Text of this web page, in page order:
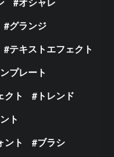
グランジ
テキストエフェクト
プレート
クト
トレンド
ト
ント
ブラシ